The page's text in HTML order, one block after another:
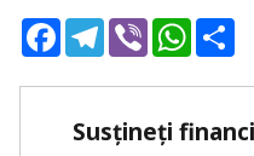
FacebookTelegram
Viber
Susțineți